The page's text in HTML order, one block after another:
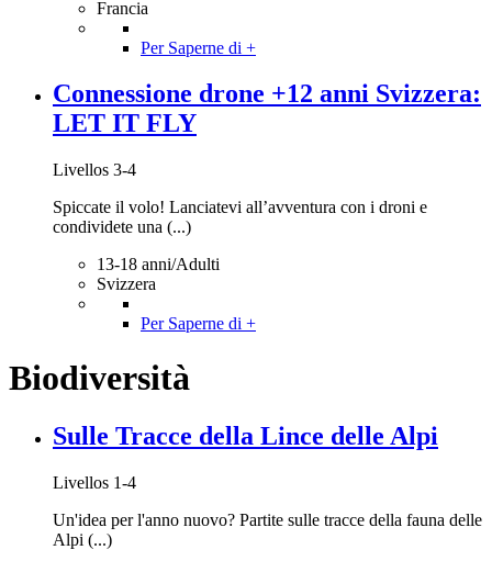
Francia
Per Saperne di +
Connessione drone +12 anni Svizzera:
LET IT FLY
Livellos 3-4
Spiccate il volo! Lanciatevi all’avventura con i droni e
condividete una (...)
13-18 anni/Adulti
Svizzera
Per Saperne di +
Biodiversità
Sulle Tracce della Lince delle Alpi
Livellos 1-4
Un'idea per l'anno nuovo? Partite sulle tracce della fauna delle
Alpi (...)